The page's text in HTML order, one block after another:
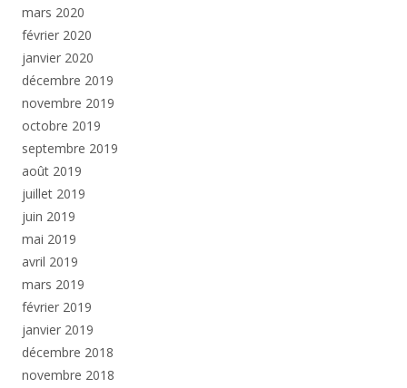
mars 2020
février 2020
janvier 2020
décembre 2019
novembre 2019
octobre 2019
septembre 2019
août 2019
juillet 2019
juin 2019
mai 2019
avril 2019
mars 2019
février 2019
janvier 2019
décembre 2018
novembre 2018